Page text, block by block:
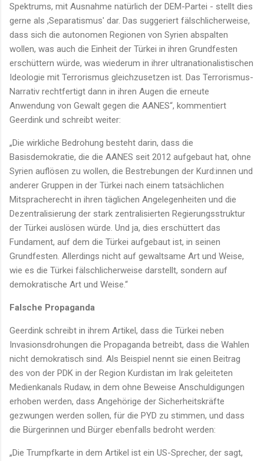
Spektrums, mit Ausnahme natürlich der DEM-Partei - stellt dies
gerne als ,Separatismus' dar. Das suggeriert fälschlicherweise,
dass sich die autonomen Regionen von Syrien abspalten
wollen, was auch die Einheit der Türkei in ihren Grundfesten
erschüttern würde, was wiederum in ihrer ultranationalistischen
Ideologie mit Terrorismus gleichzusetzen ist. Das Terrorismus-
Narrativ rechtfertigt dann in ihren Augen die erneute
Anwendung von Gewalt gegen die AANES“, kommentiert
Geerdink und schreibt weiter:
„Die wirkliche Bedrohung besteht darin, dass die
Basisdemokratie, die die AANES seit 2012 aufgebaut hat, ohne
Syrien auflösen zu wollen, die Bestrebungen der Kurd:innen und
anderer Gruppen in der Türkei nach einem tatsächlichen
Mitspracherecht in ihren täglichen Angelegenheiten und die
Dezentralisierung der stark zentralisierten Regierungsstruktur
der Türkei auslösen würde. Und ja, dies erschüttert das
Fundament, auf dem die Türkei aufgebaut ist, in seinen
Grundfesten. Allerdings nicht auf gewaltsame Art und Weise,
wie es die Türkei fälschlicherweise darstellt, sondern auf
demokratische Art und Weise.“
Falsche Propaganda
Geerdink schreibt in ihrem Artikel, dass die Türkei neben
Invasionsdrohungen die Propaganda betreibt, dass die Wahlen
nicht demokratisch sind. Als Beispiel nennt sie einen Beitrag
des von der PDK in der Region Kurdistan im Irak geleiteten
Medienkanals Rudaw, in dem ohne Beweise Anschuldigungen
erhoben werden, dass Angehörige der Sicherheitskräfte
gezwungen werden sollen, für die PYD zu stimmen, und dass
die Bürgerinnen und Bürger ebenfalls bedroht werden:
„Die Trumpfkarte in dem Artikel ist ein US-Sprecher, der sagt,